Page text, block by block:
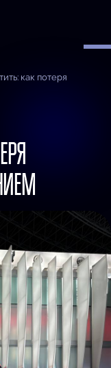
как потеря